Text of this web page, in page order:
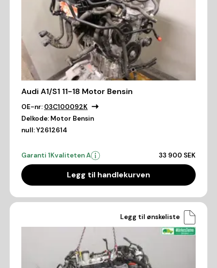
Audi A1/S1 11-18 Motor Bensin
OE-nr: 03C100092K
Delkode: Motor Bensin
null:Y2612614
Garanti 1Kvaliteten A 33 900 SEK
Legg til handlekurven
Legg til ønskeliste